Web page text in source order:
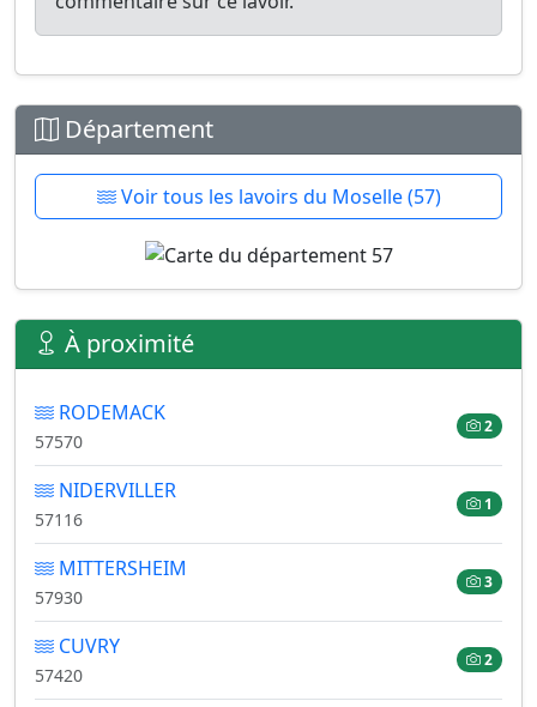
Département
Voir tous les lavoirs du Moselle (57)
À proximité
RODEMACK
57570
2
NIDERVILLER
57116
1
MITTERSHEIM
57930
3
CUVRY
57420
2